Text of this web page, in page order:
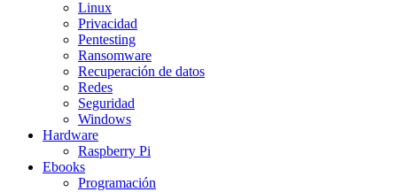
Linux
Privacidad
Pentesting
Ransomware
Recuperación de datos
Redes
Seguridad
Windows
Hardware
Raspberry Pi
Ebooks
Programación